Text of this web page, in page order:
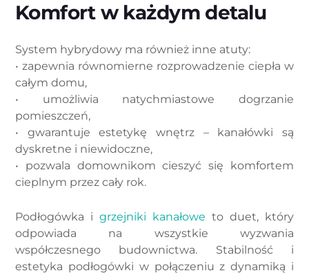
Komfort w każdym detalu
System hybrydowy ma również inne atuty:
• zapewnia równomierne rozprowadzenie ciepła w
całym domu,
• umożliwia natychmiastowe dogrzanie
pomieszczeń,
• gwarantuje estetykę wnętrz – kanałówki są
dyskretne i niewidoczne,
• pozwala domownikom cieszyć się komfortem
cieplnym przez cały rok.
Podłogówka i grzejniki kanałowe to duet, który
odpowiada na wszystkie wyzwania
współczesnego budownictwa. Stabilność i
estetyka podłogówki w połączeniu z dynamiką i